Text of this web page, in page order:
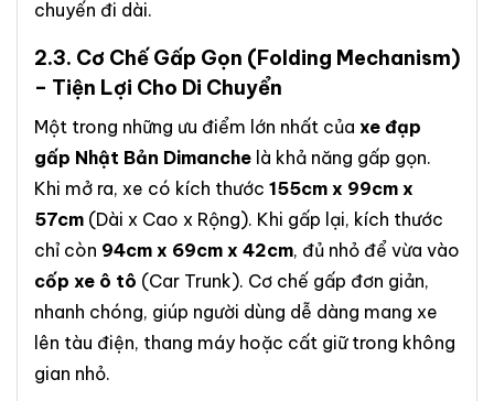
chuyến đi dài.
2.3. Cơ Chế Gấp Gọn (Folding Mechanism)
– Tiện Lợi Cho Di Chuyển
Một trong những ưu điểm lớn nhất của xe đạp
gấp Nhật Bản Dimanche là khả năng gấp gọn.
Khi mở ra, xe có kích thước 155cm x 99cm x
57cm (Dài x Cao x Rộng). Khi gấp lại, kích thước
chỉ còn 94cm x 69cm x 42cm, đủ nhỏ để vừa vào
cốp xe ô tô (Car Trunk). Cơ chế gấp đơn giản,
nhanh chóng, giúp người dùng dễ dàng mang xe
lên tàu điện, thang máy hoặc cất giữ trong không
gian nhỏ.